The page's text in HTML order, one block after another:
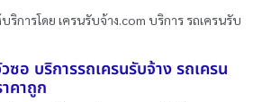
ริการโดย เครนรับจ้าง.com บริการ รถเครนรับ
ซอ บริการรถเครนรับจ้าง รถเครน
าคาถูก